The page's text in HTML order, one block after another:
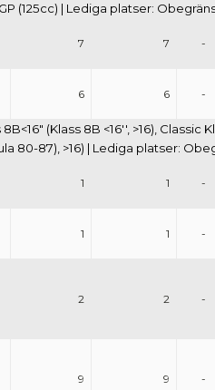
(125cc) | Lediga platser:
7 7 -
6 6 -
(Klass 8B <16'', >16), Classic
80-87), >16) | Lediga platser:
1 1 -
1 1 -
2 2 -
9 9 -